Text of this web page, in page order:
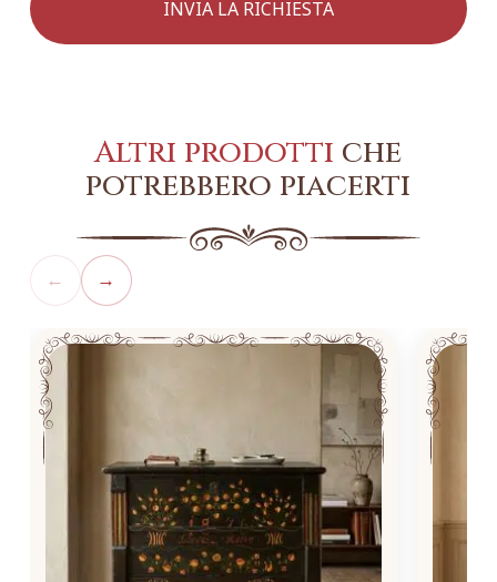
Altri prodotti che
potrebbero piacerti
← →